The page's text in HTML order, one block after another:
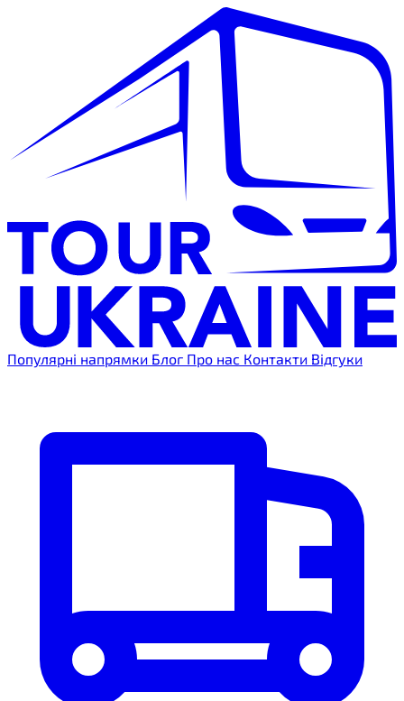
Популярні напрямки Блог Про нас Контакти Відгуки